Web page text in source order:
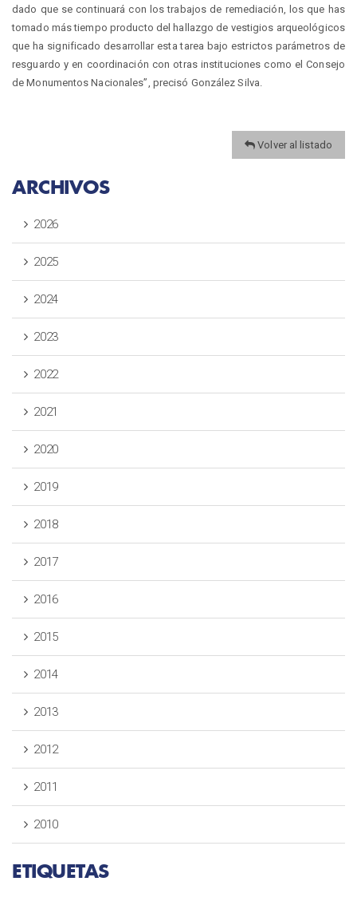
dado que se continuará con los trabajos de remediación, los que has
tomado más tiempo producto del hallazgo de vestigios arqueológicos
que ha significado desarrollar esta tarea bajo estrictos parámetros de
resguardo y en coordinación con otras instituciones como el Consejo
de Monumentos Nacionales”, precisó González Silva.
Volver al listado
ARCHIVOS
2026
2025
2024
2023
2022
2021
2020
2019
2018
2017
2016
2015
2014
2013
2012
2011
2010
ETIQUETAS